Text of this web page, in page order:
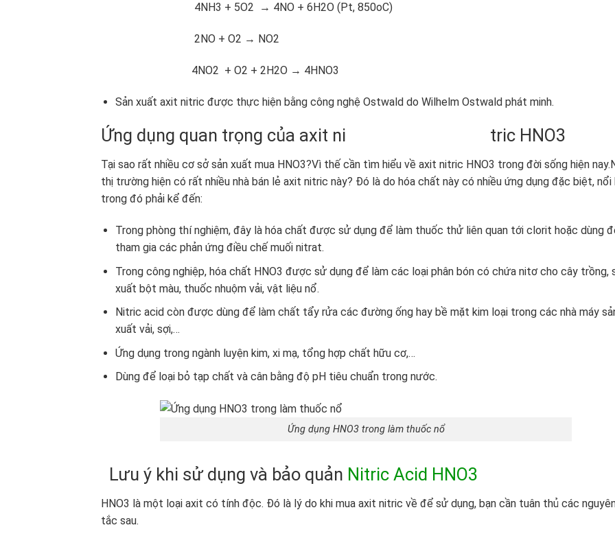
4NH3 + 5O2 → 4NO + 6H2O (Pt, 850oC)
2NO + O2 → NO2
4NO2 + O2 + 2H2O → 4HNO3
Sản xuất axit nitric được thực hiện bằng công nghệ Ostwald do Wilhelm Ostwald phát minh.
Ứng dụng quan trọng của axit ni tric HNO3
Tại sao rất nhiều cơ sở sản xuất mua HNO3?Vì thế cần tìm hiểu về axit nitric HNO3 trong đời sống hiện
thị trường hiện có rất nhiều nhà bán lẻ axit nitric này? Đó là do hóa chất này có nhiều ứng dụng đặc biệt,
trong đó phải kể đến:
Trong phòng thí nghiệm, đây là hóa chất được sử dụng để làm thuốc thử liên quan tới clorit hoặc dùng
tham gia các phản ứng điều chế muối nitrat.
Trong công nghiệp, hóa chất HNO3 được sử dụng để làm các loại phân bón có chứa nitơ cho cây trồng,
xuất bột màu, thuốc nhuộm vải, vật liệu nổ.
Nitric acid còn được dùng để làm chất tẩy rửa các đường ống hay bề mặt kim loại trong các nhà máy
xuất vải, sợi,…
Ứng dụng trong ngành luyện kim, xi mạ, tổng hợp chất hữu cơ,…
Dùng để loại bỏ tạp chất và cân bằng độ pH tiêu chuẩn trong nước.
Ứng dụng HNO3 trong làm thuốc nổ
Lưu ý khi sử dụng và bảo quản Nitric Acid HNO3
HNO3 là một loại axit có tính độc. Đó là lý do khi mua axit nitric về để sử dụng, bạn cần tuân thủ các
tắc sau.